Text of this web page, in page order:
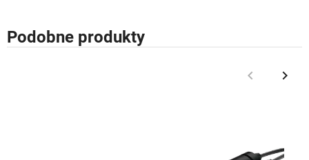
Podobne produkty
Poprzedni
keyboard_arrow_left keyboard_arrow_right